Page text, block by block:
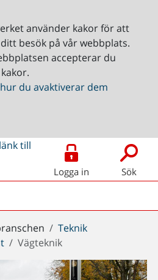
använder kakor för att
besök på vår webbplats.
accepterar du
du avaktiverar dem
Logga in Sök
Teknik
Vägteknik